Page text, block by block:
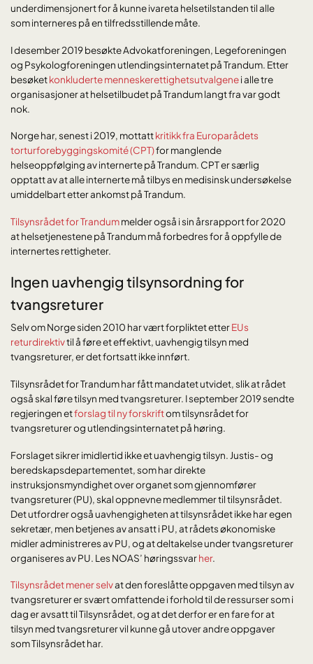
underdimensjonert for å kunne ivareta helsetilstanden til alle
som interneres på en tilfredsstillende måte.
I desember 2019 besøkte Advokatforeningen, Legeforeningen
og Psykologforeningen utlendingsinternatet på Trandum. Etter
besøketkonkluderte menneskerettighetsutvalgenei alle tre
organisasjoner at helsetilbudet på Trandum langt fra var godt
nok.
Norge har, senest i 2019, mottattkritikk fra Europarådets
torturforebyggingskomité (CPT)for manglende
helseoppfølging av internerte på Trandum. CPT er særlig
opptatt av at alle internerte må tilbys en medisinsk undersøkelse
umiddelbart etter ankomst på Trandum.
Tilsynsrådet for Trandummelder også i sin årsrapport for 2020
at helsetjenestene på Trandum må forbedres for å oppfylle de
internertes rettigheter.
Ingen uavhengig tilsynsordning for
tvangsreturer
Selv om Norge siden 2010 har vært forpliktet etterEUs
returdirektivtil å føre et effektivt, uavhengig tilsyn med
tvangsreturer, er det fortsatt ikke innført.
Tilsynsrådet for Trandum har fått mandatet utvidet, slik at rådet
også skal føre tilsyn med tvangsreturer. I september 2019 sendte
regjeringen etforslag til ny forskriftom tilsynsrådet for
tvangsreturer og utlendingsinternatet på høring.
Forslaget sikrer imidlertid ikke et uavhengig tilsyn. Justis- og
beredskapsdepartementet, som har direkte
instruksjonsmyndighet over organet som gjennomfører
tvangsreturer (PU), skal oppnevne medlemmer til tilsynsrådet.
Det utfordrer også uavhengigheten at tilsynsrådet ikke har egen
sekretær, men betjenes av ansatt i PU, at rådets økonomiske
midler administreres av PU, og at deltakelse under tvangsreturer
organiseres av PU. Les NOAS’ høringssvarher.
Tilsynsrådet mener selvat den foreslåtte oppgaven med tilsyn av
tvangsreturer er svært omfattende i forhold til de ressurser som i
dag er avsatt til Tilsynsrådet, og at det derfor er en fare for at
tilsyn med tvangsreturer vil kunne gå utover andre oppgaver
som Tilsynsrådet har.